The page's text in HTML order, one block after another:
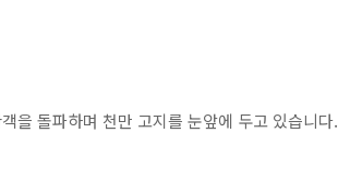
을 돌파하며 천만 고지를 눈앞에 두고 있습니다.